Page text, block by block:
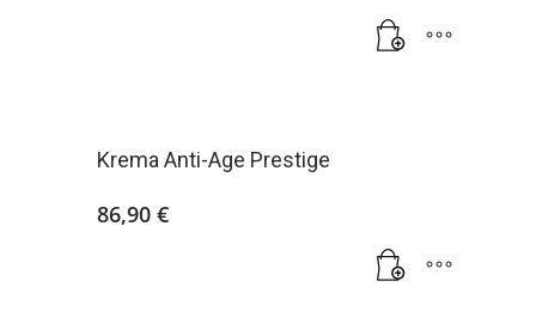
Krema Anti-Age Prestige
86,90 €